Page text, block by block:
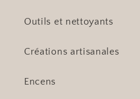
Outils et nettoyants
Créations artisanales
Encens